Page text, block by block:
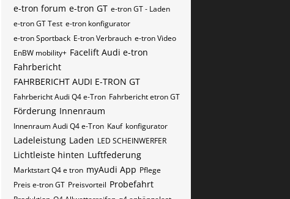
e-tron forum e-tron GT e-tron GT - Laden
e-tron GT Test e-tron konfigurator
e-tron Sportback E-tron Verbrauch e-tron Video
EnBW mobility+ Facelift Audi e-tron
Fahrbericht
FAHRBERICHT AUDI E-TRON GT
Fahrbericht Audi Q4 e-Tron Fahrbericht etron GT
Förderung Innenraum
Innenraum Audi Q4 e-Tron Kauf konfigurator
Ladeleistung Laden LED SCHEINWERFER
Lichtleiste hinten Luftfederung
Marktstart Q4 e tron myAudi App Pflege
Preis e-tron GT Preisvorteil Probefahrt